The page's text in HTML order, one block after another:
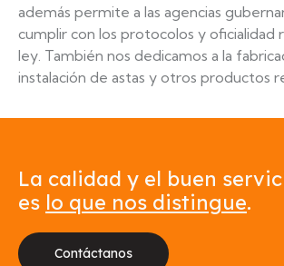
además permite a las agencias
cumplir con los protocolos y oficialidad
ley. También nos dedicamos a la
instalación de astas y otros productos
La calidad y el buen
es lo que nos distingue.
Contáctanos